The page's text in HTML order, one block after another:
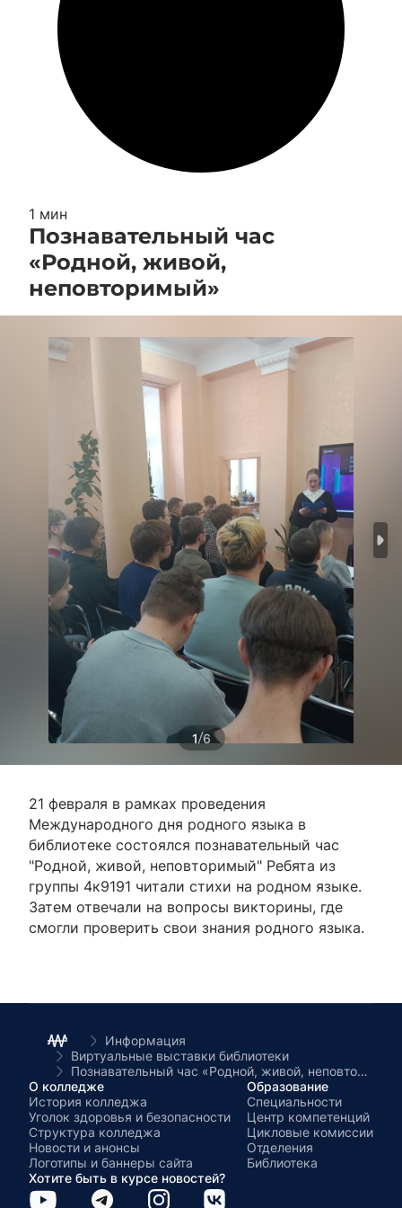
1 мин
Познавательный час
«Родной, живой,
неповторимый»
1/6
21 февраля в рамках проведения
Международного дня родного языка в
библиотеке состоялся познавательный час
"Родной, живой, неповторимый" Ребята из
группы 4к9191 читали стихи на родном языке.
Затем отвечали на вопросы викторины, где
смогли проверить свои знания родного языка.
Информация
Виртуальные выставки библиотеки
Познавательный час «Родной, живой, неповторимый»
О колледже
История колледжа
Уголок здоровья и безопасности
Структура колледжа
Новости и анонсы
Логотипы и баннеры сайта
Образование
Специальности
Центр компетенций
Цикловые комиссии
Отделения
Библиотека
Хотите быть в курсе новостей?